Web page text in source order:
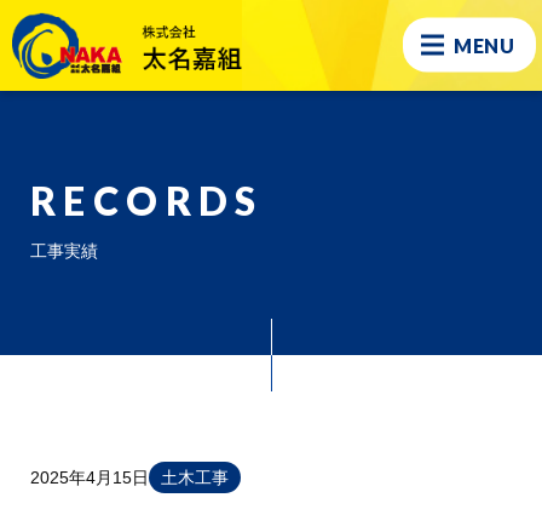
MENU
RECORDS
工事実績
2025年4月15日 土木工事